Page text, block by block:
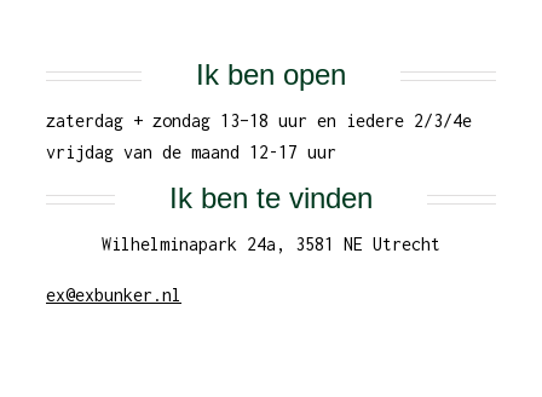
Ik ben open
zaterdag + zondag 13–18 uur en iedere 2/3/4e
vrijdag van de maand 12-17 uur
Ik ben te vinden
Wilhelminapark 24a, 3581 NE Utrecht
ex@exbunker.nl